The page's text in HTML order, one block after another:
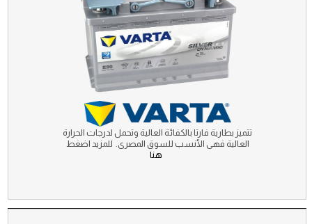
تتميز بطارية فارتا بالكفائة العالية وتحمل لدرجات الحرارة
العالية فهى الأنسب للسوق المصرى. للمزيد اضغط
هنا